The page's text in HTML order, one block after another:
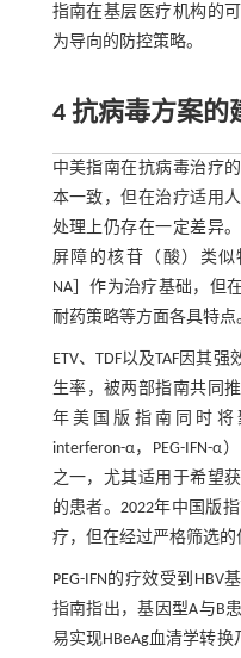
指南在基层医疗机构的
为导向的防控策略。
4 抗病毒方案的
中美指南在抗病毒治疗
本一致，但在治疗适用
处理上仍存在一定差异
屏障的核苷（酸）类似
NA］作为治疗基础，但
耐药策略等方面各具特点
ETV、TDF以及TAF因其
生率，被两部指南共同
年美国版指南同时将
interferon-α，PEG-IFN-α
之一，尤其适用于希望
的患者。2022年中国版
疗，但在经过严格筛选的
PEG-IFN的疗效受到HBV
指南指出，基因型A与B
易实现HBeAg血清学转换